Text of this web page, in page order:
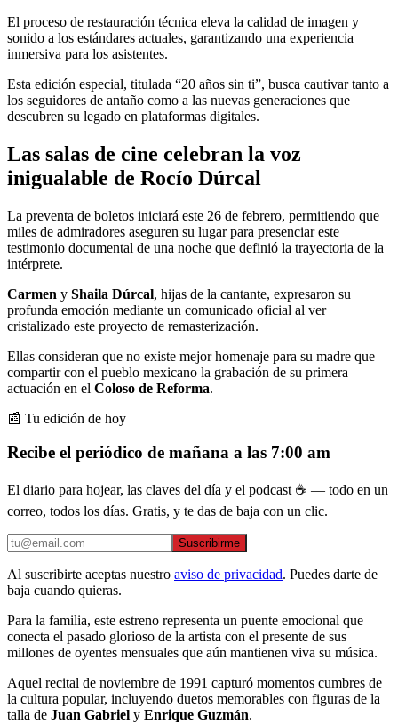
El proceso de restauración técnica eleva la calidad de imagen y
sonido a los estándares actuales, garantizando una experiencia
inmersiva para los asistentes.
Esta edición especial, titulada “20 años sin ti”, busca cautivar tanto a
los seguidores de antaño como a las nuevas generaciones que
descubren su legado en plataformas digitales.
Las salas de cine celebran la voz
inigualable de Rocío Dúrcal
La preventa de boletos iniciará este 26 de febrero, permitiendo que
miles de admiradores aseguren su lugar para presenciar este
testimonio documental de una noche que definió la trayectoria de la
intérprete.
Carmen y Shaila Dúrcal, hijas de la cantante, expresaron su
profunda emoción mediante un comunicado oficial al ver
cristalizado este proyecto de remasterización.
Ellas consideran que no existe mejor homenaje para su madre que
compartir con el pueblo mexicano la grabación de su primera
actuación en el Coloso de Reforma.
📰 Tu edición de hoy
Recibe el periódico de mañana a las 7:00 am
El diario para hojear, las claves del día y el podcast ☕ — todo en un
correo, todos los días. Gratis, y te das de baja con un clic.
Suscribirme
Al suscribirte aceptas nuestro aviso de privacidad. Puedes darte de
baja cuando quieras.
Para la familia, este estreno representa un puente emocional que
conecta el pasado glorioso de la artista con el presente de sus
millones de oyentes mensuales que aún mantienen viva su música.
Aquel recital de noviembre de 1991 capturó momentos cumbres de
la cultura popular, incluyendo duetos memorables con figuras de la
talla de Juan Gabriel y Enrique Guzmán.